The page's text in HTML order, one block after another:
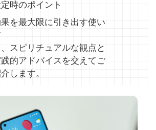
時のポイント
を最大限に引き出す使い
、スピリチュアルな観点と
的アドバイスを交えてご
します。